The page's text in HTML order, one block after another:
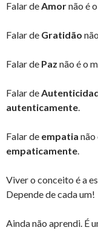
Falar deAmornão é
Falar de Gratidão
Falar de Paz não é o
Falar de
autenticamente.
Falar de empatia não
empaticamente.
Viver o conceito é a
Depende de cada um!
Ainda não aprendi. É